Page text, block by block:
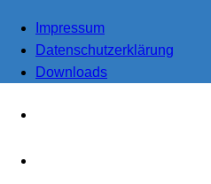
Impressum
Datenschutzerklärung
Downloads